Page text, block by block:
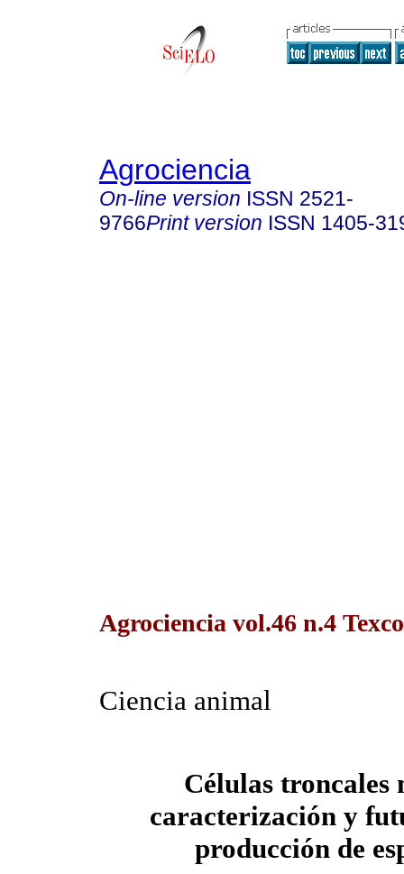
Agrociencia
On-line version ISSN 2521-
9766Print version ISSN 1405-
Agrociencia vol.46 n.4
Ciencia animal
Células troncales
caracterización y
producción de